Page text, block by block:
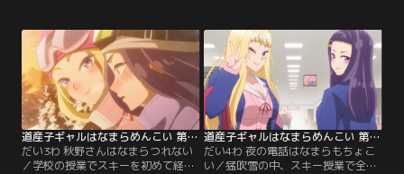
極寒の中、途方に暮れてしまう。そ
んな翼の前に現れたのは、“道産子
ギャル”冬木 美波だった。道案内を
きっかけに知り合った二人は、なん
とクラスが同じで、次の日には再会
することに！【提供：バンダイチャ
ンネル】
前から浮かれていた。対する美波は
少し不安そうな面持ちで…？そして
ある日、興味津々な美波が翼の家に
来ることに。その道すがら、美波は
小さなかまくらを発見し、一緒に入
ろうと翼の手を取る。【提供：バン
ダイチャンネル】
道産子ギャルはなまらめんこい 第03話
だい3わ 秋野さんはなまらつれない
／学校の授業でスキーを初めて経験
道産子ギャルはなまらめんこい 第04話
だい4わ 夜の電話はなまらもちょこ
い／猛吹雪の中、スキー授業で全身